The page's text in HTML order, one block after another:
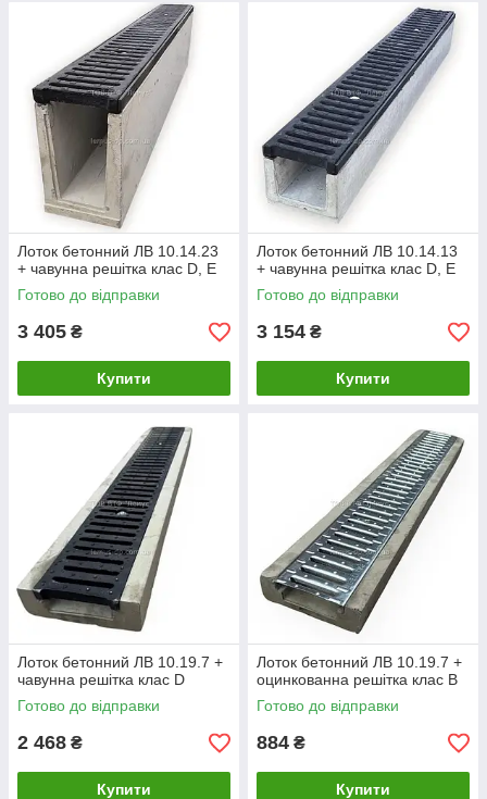
Лоток бетонний ЛВ 10.14.23
+ чавунна решітка клас D, E
Готово до відправки
3 405 ₴
Купити
Лоток бетонний ЛВ 10.14.13
+ чавунна решітка клас D, E
Готово до відправки
3 154 ₴
Купити
Лоток бетонний ЛВ 10.19.7 +
чавунна решітка клас D
Готово до відправки
2 468 ₴
Купити
Лоток бетонний ЛВ 10.19.7 +
оцинкованна решітка клас В
Готово до відправки
884 ₴
Купити